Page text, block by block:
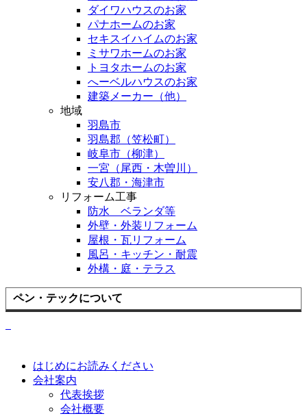
ダイワハウスのお家
パナホームのお家
セキスイハイムのお家
ミサワホームのお家
トヨタホームのお家
へーベルハウスのお家
建築メーカー（他）
地域
羽島市
羽島郡（笠松町）
岐阜市（柳津）
一宮（尾西・木曽川）
安八郡・海津市
リフォーム工事
防水 ベランダ等
外壁・外装リフォーム
屋根・瓦リフォーム
風呂・キッチン・耐震
外構・庭・テラス
ペン・テックについて
はじめにお読みください
会社案内
代表挨拶
会社概要